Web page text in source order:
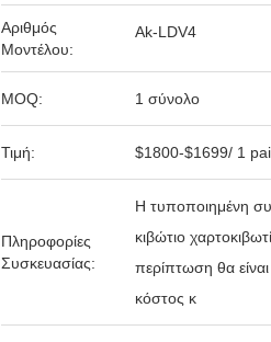
Αριθμός
Μοντέλου:
Ak-LDV4
MOQ: 1 σύνολο
Τιμή: $1800-$1699/ 1
Πληροφορίες
Συσκευασίας:
Η τυποποιημένη
κιβώτιο
περίπτωση θα
κόστος κ